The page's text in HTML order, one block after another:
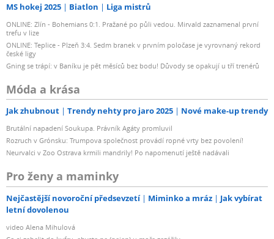
MS hokej 2025 Biatlon Liga mistrů
ONLINE: Zlín - Bohemians 0:1. Pražané po půli vedou. Mirvald zaznamenal první
trefu v lize
ONLINE: Teplice - Plzeň 3:4. Sedm branek v prvním poločase je vyrovnaný rekord
české ligy
Gning se trápí: v Baníku je pět měsíců bez bodu! Důvody se opakují u tří trenérů
Móda a krása
Jak zhubnout Trendy nehty pro jaro 2025 Nové make-up trendy
Brutální napadení Soukupa. Právník Agáty promluvil
Rozruch v Grónsku: Trumpova společnost provádí ropné vrty bez povolení!
Neurvalci v Zoo Ostrava krmili mandrily! Po napomenutí ještě nadávali
Pro ženy a maminky
Nejčastější novoroční předsevzetí Miminko a mráz
Jak vybírat
letní dovolenou
video Alena Mihulová